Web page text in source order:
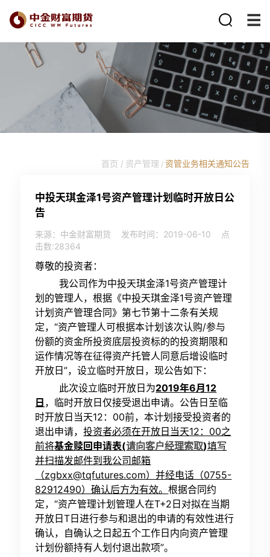
首页 / 资产管理 / 资管业务相关通知公告
中投天琪金泽1号资产管理计划临时开放日公
告
来源：中金财富期货 发布时间：2019-06-10
点
击数:28364
尊敬的投资者：
我公司作为中投天琪金泽1号资产管理计
划的管理人，根据《中投天琪金泽1号资产管理
计划资产管理合同》第七节第十二条有关规
定，“资产管理人可根据本计划该次认购/参与
份额的资金所投资底层投资标的的投资期限和
运作情况等在征得资产托管人同意后增设临时
开放日”，设立临时开放日，现公告如下：
此次设立临时开放日为2019年6月12
日 ，临时开放日仅接受退出申请。公告日至临
时开放日当天12 ： 00前，本计划接受投资者的
退出申请，投资者必须在开放日当天12：00之
前将基金赎回申请表(请向客户经理索取)填写
并扫描发邮件到我公司邮箱
（zgbxx@tqfutures.com）并经电话（0755-
82912490）确认后方为有效。根据合同约
定，“资产管理计划管理人在T+2 日对拟在当期
开放日T 日进行参与和退出的申请的有效性进行
确认，自确认之日起五个工作日内向资产管理
计划份额持有人划付退出款项”。